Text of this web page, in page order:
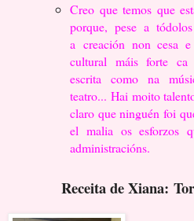
Creo que temos que
porque, pese a
a creación non cesa
cultural máis forte
escrita comona
teatro... Hai moito
claro que ninguén foi
el malia os esforzos
administracións.
Receita de Xiana: